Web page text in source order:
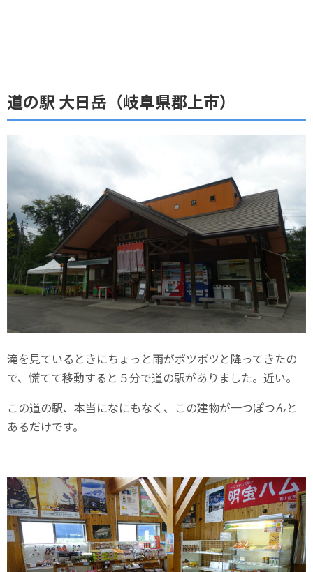
道の駅 大日岳（岐阜県郡上市）
滝を見ているときにちょっと雨がポツポツと降ってきたの
で、慌てて移動すると５分で道の駅がありました。近い。
この道の駅、本当になにもなく、この建物が一つぽつんと
あるだけです。